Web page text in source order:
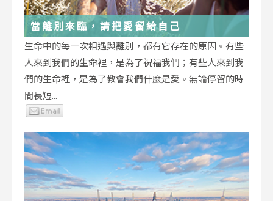
當離別來臨，請把愛留給自己
生命中的每一次相遇與離別，都有它存在的原因。有些
人來到我們的生命裡，是為了祝福我們；有些人來到我
們的生命裡，是為了教會我們什麼是愛。無論停留的時
間長短...